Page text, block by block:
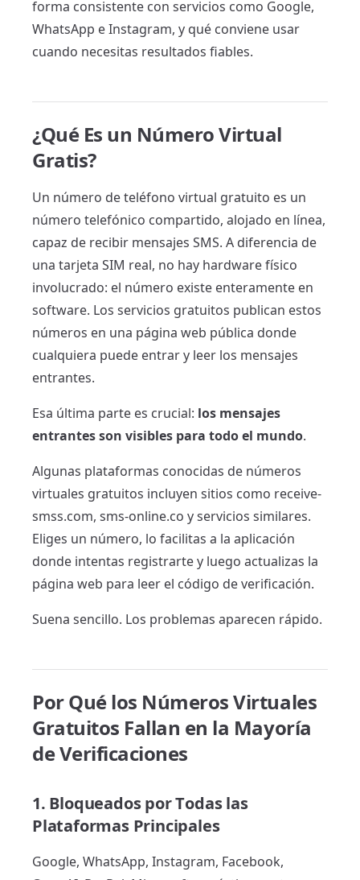
forma consistente con servicios como Google,
WhatsApp e Instagram, y qué conviene usar
cuando necesitas resultados fiables.
¿Qué Es un Número Virtual
Gratis?
Un número de teléfono virtual gratuito es un
número telefónico compartido, alojado en línea,
capaz de recibir mensajes SMS. A diferencia de
una tarjeta SIM real, no hay hardware físico
involucrado: el número existe enteramente en
software. Los servicios gratuitos publican estos
números en una página web pública donde
cualquiera puede entrar y leer los mensajes
entrantes.
Esa última parte es crucial: los mensajes
entrantes son visibles para todo el mundo.
Algunas plataformas conocidas de números
virtuales gratuitos incluyen sitios como receive-
smss.com, sms-online.co y servicios similares.
Eliges un número, lo facilitas a la aplicación
donde intentas registrarte y luego actualizas la
página web para leer el código de verificación.
Suena sencillo. Los problemas aparecen rápido.
Por Qué los Números Virtuales
Gratuitos Fallan en la Mayoría
de Verificaciones
1. Bloqueados por Todas las
Plataformas Principales
Google, WhatsApp, Instagram, Facebook,